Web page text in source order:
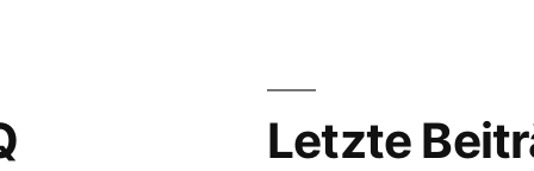
Letzte